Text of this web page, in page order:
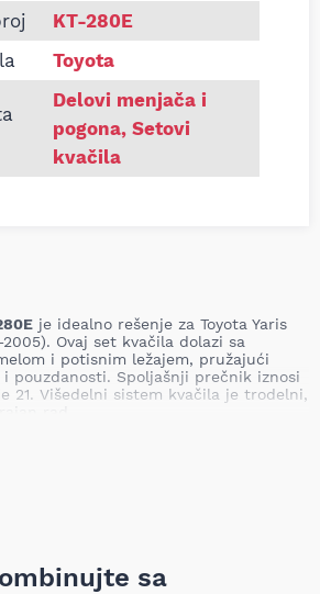
KT-280E
Toyota
Delovi menjača i
pogona, Setovi
kvačila
je idealno rešenje za Toyota Yaris
Ovaj set kvačila dolazi sa
i potisnim ležajem, pružajući
pouzdanosti. Spoljašnji prečnik iznosi
21. Višedelni sistem kvačila je trodelni,
sa